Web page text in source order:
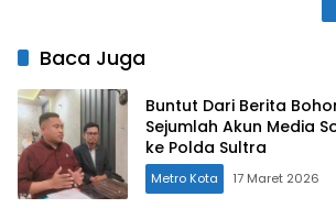
Baca Juga
Buntut Dari Berita
Sejumlah Akun Media
ke Polda Sultra
Metro Kota 17 Maret 2026